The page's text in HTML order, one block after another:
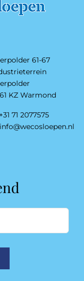
61-67
KZ Warmond
71 2077575
info@wecosloepen.nl